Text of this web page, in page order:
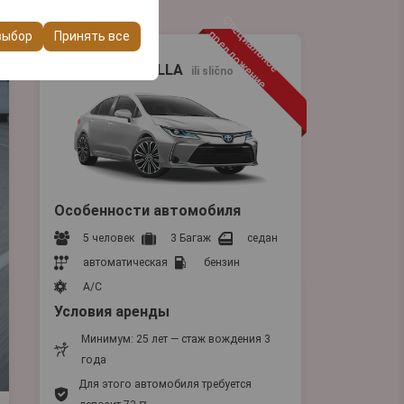
и других
Принять все С
п
е
ц
и
а
л
ь
н
о
е
п
р
е
д
л
о
ж
е
н
и
е
Средний
TOYOTA COROLLA ili slično
Особенности автомобиля
5 человек 3 Багаж
седан
автоматическая
бензин
A/C
Условия аренды
Минимум: 25 лет — стаж вождения 3
года
Для этого автомобиля требуется